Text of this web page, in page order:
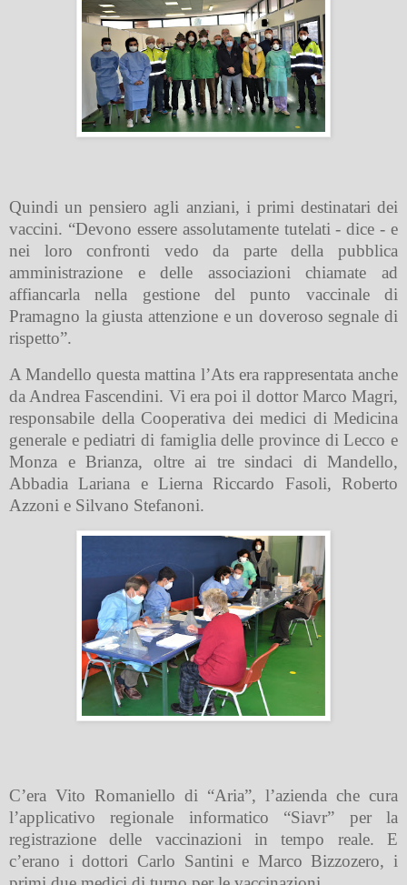
Quindi un pensiero agli anziani, i primi destinatari dei
vaccini. “Devono essere assolutamente tutelati - dice - e
nei loro confronti vedo da parte della pubblica
amministrazione e delle associazioni chiamate ad
affiancarla nella gestione del punto vaccinale di
Pramagno la giusta attenzione e un doveroso segnale di
rispetto”.
A Mandello questa mattina l’Ats era rappresentata anche
da Andrea Fascendini. Vi era poi il dottor Marco Magri,
responsabile della Cooperativa dei medici di Medicina
generale e pediatri di famiglia delle province di Lecco e
Monza e Brianza, oltre ai tre sindaci di Mandello,
Abbadia Lariana e Lierna Riccardo Fasoli, Roberto
Azzoni e Silvano Stefanoni.
C’era Vito Romaniello di “Aria”, l’azienda che cura
l’applicativo regionale informatico “Siavr” per la
registrazione delle vaccinazioni in tempo reale. E
c’erano i dottori Carlo Santini e Marco Bizzozero, i